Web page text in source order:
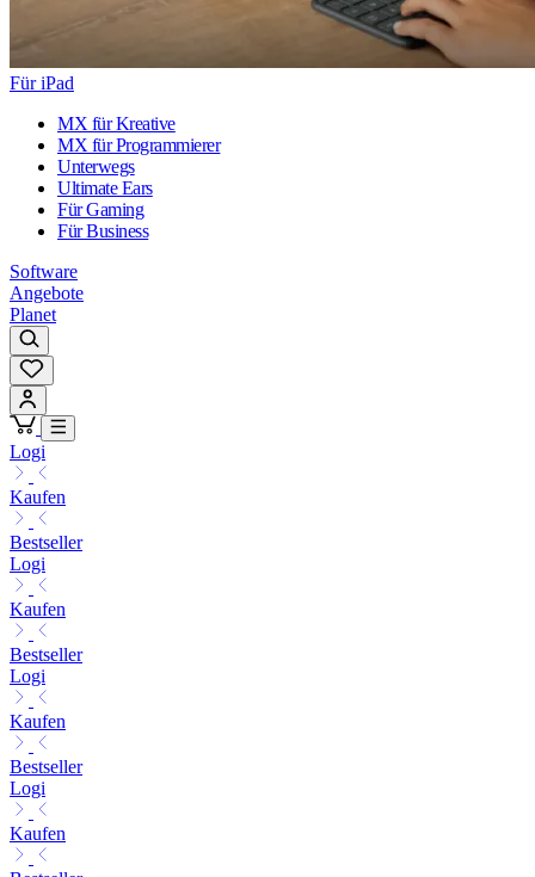
Für iPad
MX für Kreative
MX für Programmierer
Unterwegs
Ultimate Ears
Für Gaming
Für Business
Software
Angebote
Planet
Logi
Kaufen
Bestseller
Logi
Kaufen
Bestseller
Logi
Kaufen
Bestseller
Logi
Kaufen